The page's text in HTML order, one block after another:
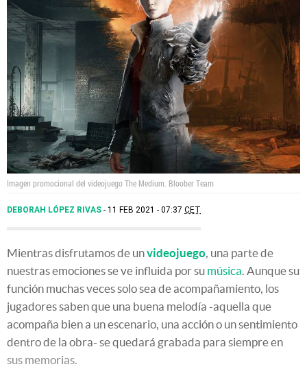
Imagen promocional del videojuego The Medium. Bloober Team
DEBORAH LÓPEZ RIVAS 11 FEB 2021 - 07:37 CET
Mientras disfrutamos de unvideojuego, una parte de
nuestras emociones se ve influida por su música. Aunque su
función muchas veces solo sea de acompañamiento, los
jugadores saben que una buena melodía -aquella que
acompaña bien a un escenario, una acción o un sentimiento
dentro de la obra- se quedará grabada para siempre en
sus memorias.